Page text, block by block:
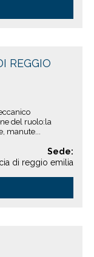
REGGIO
del ruolo:la
manute...
Sede:
di reggio emilia